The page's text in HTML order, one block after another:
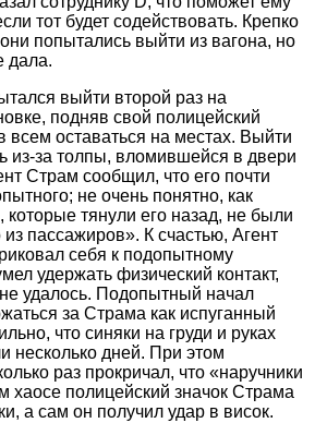
тот будет содействовать. Крепко
попытались выйти из вагона, но
дала.
выйти второй раз на
подняв свой полицейский
всем оставаться на местах. Выйти
из-за толпы, вломившейся в двери
Страм сообщил, что его почти
не очень понятно, как
которые тянули его назад, не были
из пассажиров». К счастью, Агент
себя к подопытному
удержать физический контакт,
удалось. Подопытный начал
за Страма как испуганный
что синяки на груди и руках
несколько дней. При этом
раз прокричал, что «наручники
хаосе полицейский значок Страма
а сам он получил удар в висок.